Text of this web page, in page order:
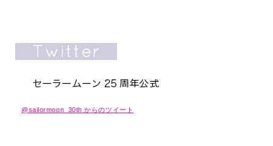
@sailormoon_30th からのツイート